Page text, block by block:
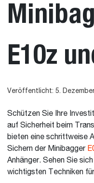
E10z
Veröffentlicht: 5.
Schützen Sie Ihre
auf Sicherheit beim
bieten eine schrittweise
Sichern der Minibagger
Anhänger. Sehen Sie
wichtigsten Techniken